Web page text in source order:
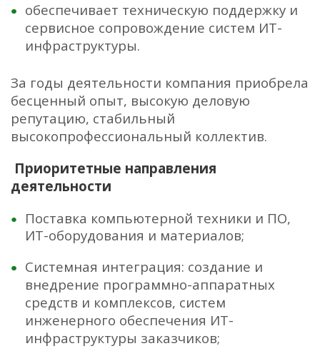
обеспечивает техническую поддержку и
сервисное сопровождение систем ИТ-
инфраструктуры.
За годы деятельности компания приобрела
бесценный опыт, высокую деловую
репутацию, стабильный
высокопрофессиональный коллектив.
Приоритетные направления
деятельности
Поставка компьютерной техники и ПО,
ИТ-оборудования и материалов;
Системная интеграция: создание и
внедрение программно-аппаратных
средств и комплексов, систем
инженерного обеспечения ИТ-
инфраструктуры заказчиков;